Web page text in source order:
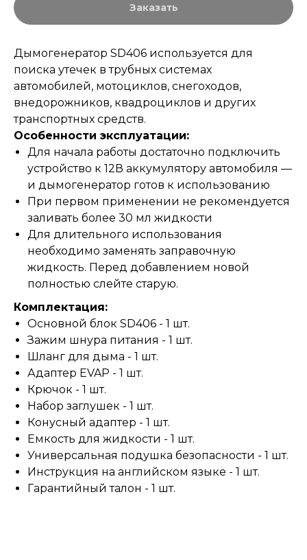
Заказать
Дымогенератор SD406 используется для
поиска утечек в трубных системах
автомобилей, мотоциклов, снегоходов,
внедорожников, квадроциклов и других
транспортных средств.
Особенности эксплуатации:
Для начала работы достаточно подключить
устройство к 12В аккумулятору автомобиля —
и дымогенератор готов к использованию
При первом применении не рекомендуется
заливать более 30 мл жидкости
Для длительного использования
необходимо заменять заправочную
жидкость. Перед добавлением новой
полностью слейте старую.
Комплектация:
Основной блок SD406 - 1 шт.
Зажим шнура питания - 1 шт.
Шланг для дыма - 1 шт.
Адаптер EVAP - 1 шт.
Крючок - 1 шт.
Набор заглушек - 1 шт.
Конусный адаптер - 1 шт.
Емкость для жидкости - 1 шт.
Универсальная подушка безопасности - 1 шт.
Инструкция на английском языке - 1 шт.
Гарантийный талон - 1 шт.